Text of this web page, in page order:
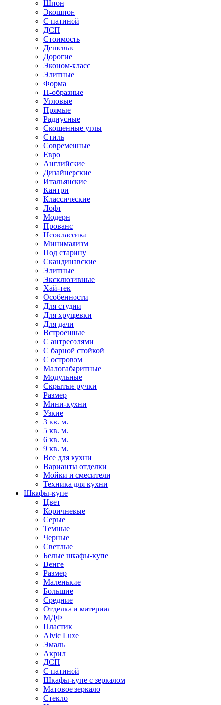
Шпон
Экошпон
С патиной
ДСП
Стоимость
Дешевые
Дорогие
Эконом-класс
Элитные
Форма
П-образные
Угловые
Прямые
Радиусные
Скошенные углы
Стиль
Современные
Евро
Английские
Дизайнерские
Итальянские
Кантри
Классические
Лофт
Модерн
Прованс
Неоклассика
Минимализм
Под старину
Скандинавские
Элитные
Эксклюзивные
Хай-тек
Особенности
Для студии
Для хрущевки
Для дачи
Встроенные
С антресолями
С барной стойкой
С островом
Малогабаритные
Модульные
Скрытые ручки
Размер
Мини-кухни
Узкие
3 кв. м.
5 кв. м.
6 кв. м.
9 кв. м.
Все для кухни
Варианты отделки
Мойки и смесители
Техника для кухни
Шкафы-купе
Цвет
Коричневые
Серые
Темные
Черные
Светлые
Белые шкафы-купе
Венге
Размер
Маленькие
Большие
Средние
Отделка и материал
МДФ
Пластик
Alvic Luxe
Эмаль
Акрил
ДСП
С патиной
Шкафы-купе с зеркалом
Матовое зеркало
Стекло